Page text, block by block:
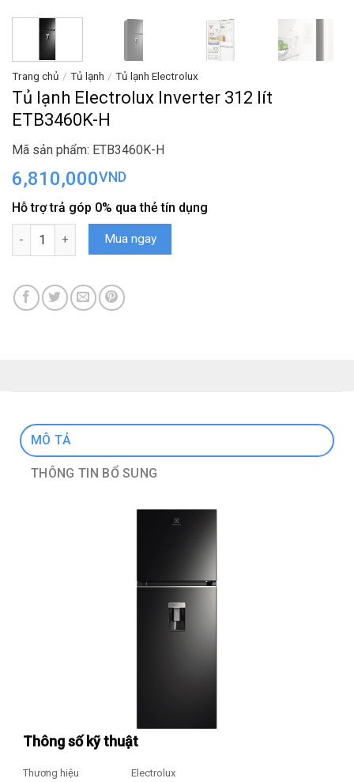
Trang chủ / Tủ lạnh / Tủ lạnh Electrolux
Tủ lạnh Electrolux Inverter 312 lít
ETB3460K-H
Mã sản phẩm: ETB3460K-H
6,810,000VND
Hỗ trợ trả góp 0% qua thẻ tín dụng
Tủ lạnh Electrolux Inverter 312 lít ETB3460K-H số lượng
Mua ngay
MÔ TẢ
THÔNG TIN BỔ SUNG
Thông số kỹ thuật
Thương hiệu Electrolux